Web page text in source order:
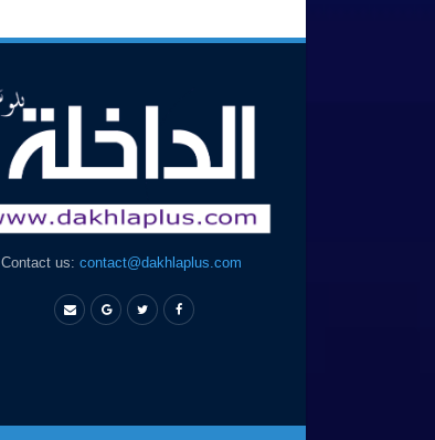
Contact us:contact@dakhlaplus.com